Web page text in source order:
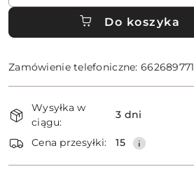
Do koszyka
Zamówienie telefoniczne: 662689771
Dostępność
i
dostawa
Wysyłka w
ciągu:
3 dni
Cena przesyłki: 15